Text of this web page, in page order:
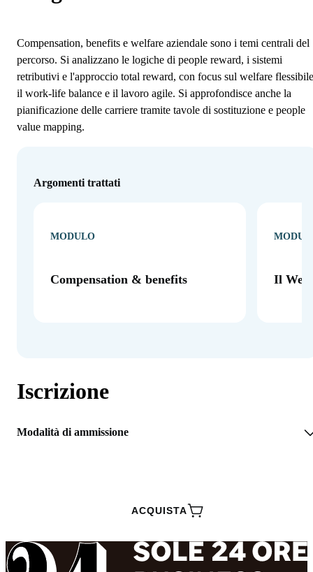
Compensation, benefits e welfare aziendale sono i temi centrali del
percorso. Si analizzano le logiche di people reward, i sistemi
retributivi e l'approccio total reward, con focus sul welfare
il work-life balance e il lavoro agile. Si approfondisce anche la
pianificazione delle carriere tramite tavole di sostituzione e people
value mapping.
Argomenti trattati
MODULO
Compensation & benefits Il
Iscrizione
Modalità di ammissione
ACQUISTA